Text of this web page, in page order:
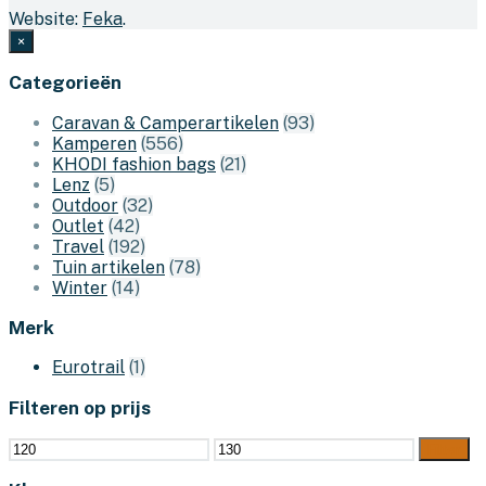
Website: Feka.
×
Categorieën
Caravan & Camperartikelen (93)
Kamperen (556)
KHODI fashion bags (21)
Lenz (5)
Outdoor (32)
Outlet (42)
Travel (192)
Tuin artikelen (78)
Winter (14)
Merk
Eurotrail (1)
Filteren op prijs
Min.
prijs
Max.
prijs